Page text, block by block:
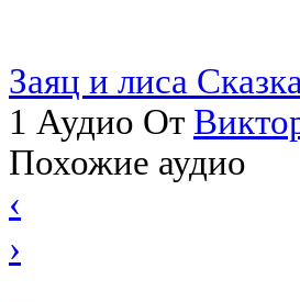
Заяц и лиса
1 Аудио От
Похожие аудио
‹
›